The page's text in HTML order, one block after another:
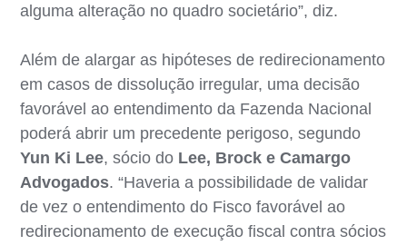
alguma alteração no quadro societário”, diz.
Além de alargar as hipóteses de redirecionamento
em casos de dissolução irregular, uma decisão
favorável ao entendimento da Fazenda Nacional
poderá abrir um precedente perigoso, segundo
Yun Ki Lee, sócio do Lee, Brock e Camargo
Advogados. “Haveria a possibilidade de validar
de vez o entendimento do Fisco favorável ao
redirecionamento de execução fiscal contra sócios